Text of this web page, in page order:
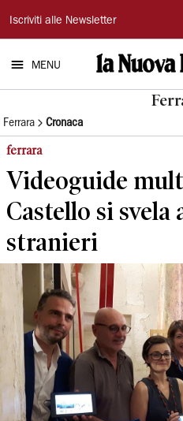
La
Nuova
Ferrara
Iscriviti alle Newsletter
MENU
Ferrara Cronaca
ferrara
Videoguide
Castello si svela
stranieri